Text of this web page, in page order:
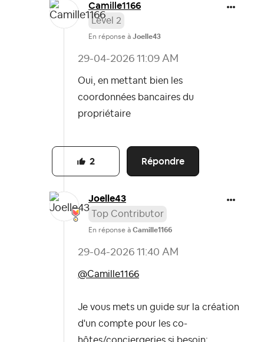
Camille1166
Level 2
En réponse à Joelle43
‎29-04-2026 11:09 AM
Oui, en mettant bien les
coordonnées bancaires du
propriétaire
Répondre
2
Joelle43
Top Contributor
En réponse à Camille1166
‎29-04-2026 11:40 AM
@Camille1166
Je vous mets un guide sur la création
d'un compte pour les co-